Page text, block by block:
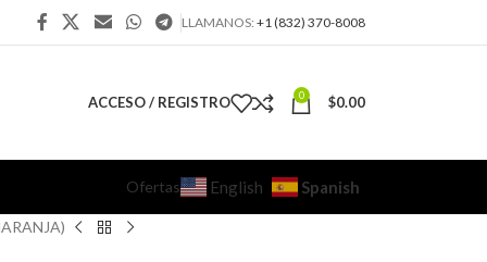
LLAMANOS: +1 (832) 370-8008
ACCESO / REGISTRO 0 $0.00
Ofertas English Spanish